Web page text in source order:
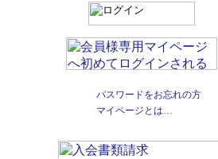
パスワードをお忘れの方
マイページとは…